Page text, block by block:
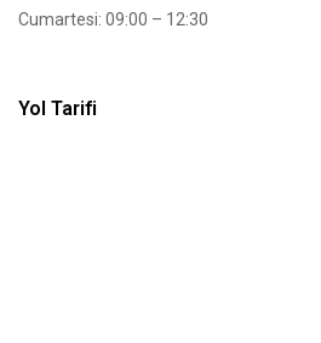
Cumartesi: 09:00 – 12:30
Yol Tarifi